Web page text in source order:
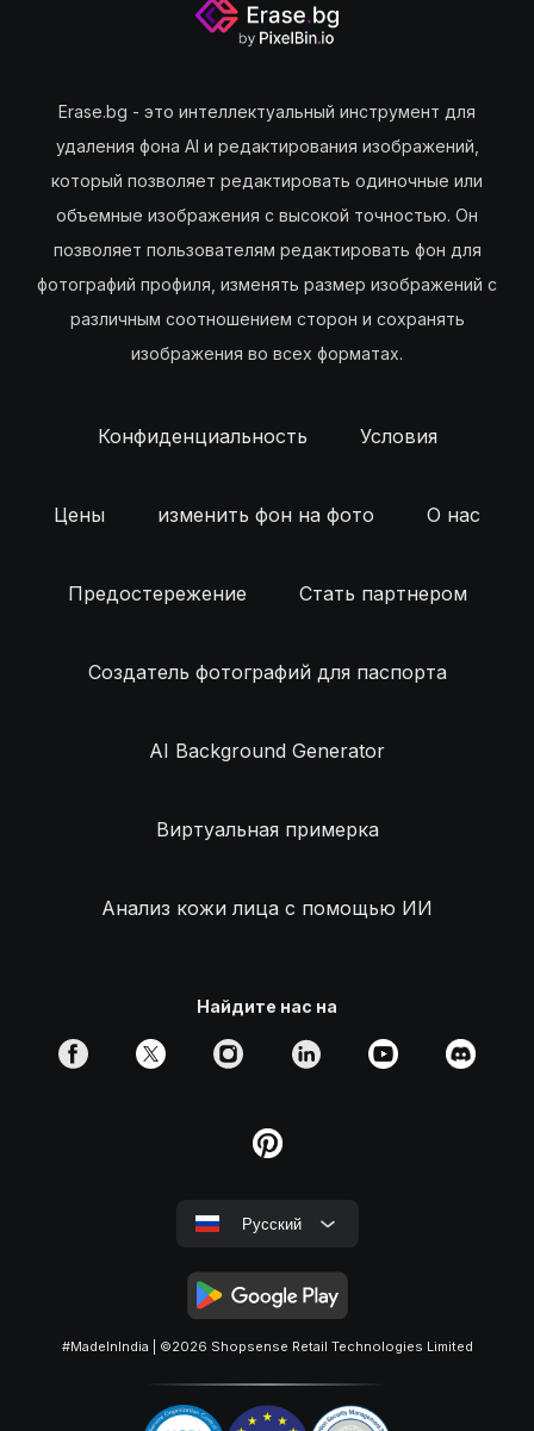
Erase.bg - это интеллектуальный инструмент для
удаления фона AI и редактирования изображений,
который позволяет редактировать одиночные или
объемные изображения с высокой точностью. Он
позволяет пользователям редактировать фон для
фотографий профиля, изменять размер изображений с
различным соотношением сторон и сохранять
изображения во всех форматах.
Конфиденциальность Условия
Цены изменить фон на фото О нас
Предостережение Стать партнером
Создатель фотографий для паспорта
AI Background Generator
Виртуальная примерка
Анализ кожи лица с помощью ИИ
Найдите нас на
Русский
#MadeInIndia | ©2026 Shopsense Retail Technologies Limited